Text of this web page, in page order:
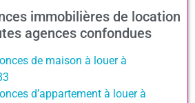
immobilières de location
agences confondues
de maison à louer à
d’appartement à louer à